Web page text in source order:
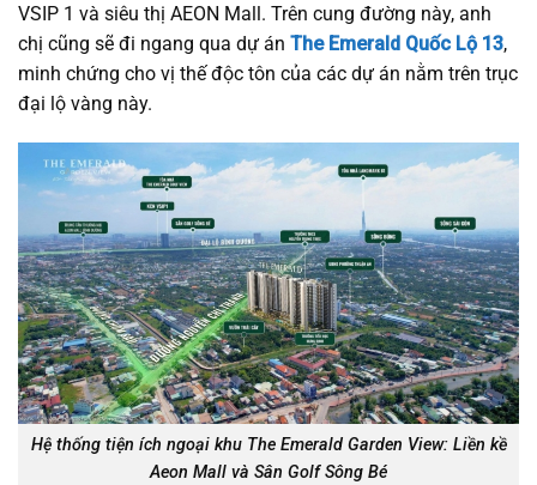
VSIP 1 và siêu thị AEON Mall. Trên cung đường này, anh
chị cũng sẽ đi ngang qua dự án The Emerald Quốc Lộ 13,
minh chứng cho vị thế độc tôn của các dự án nằm trên trục
đại lộ vàng này.
Hệ thống tiện ích ngoại khu The Emerald Garden View: Liền kề
Aeon Mall và Sân Golf Sông Bé